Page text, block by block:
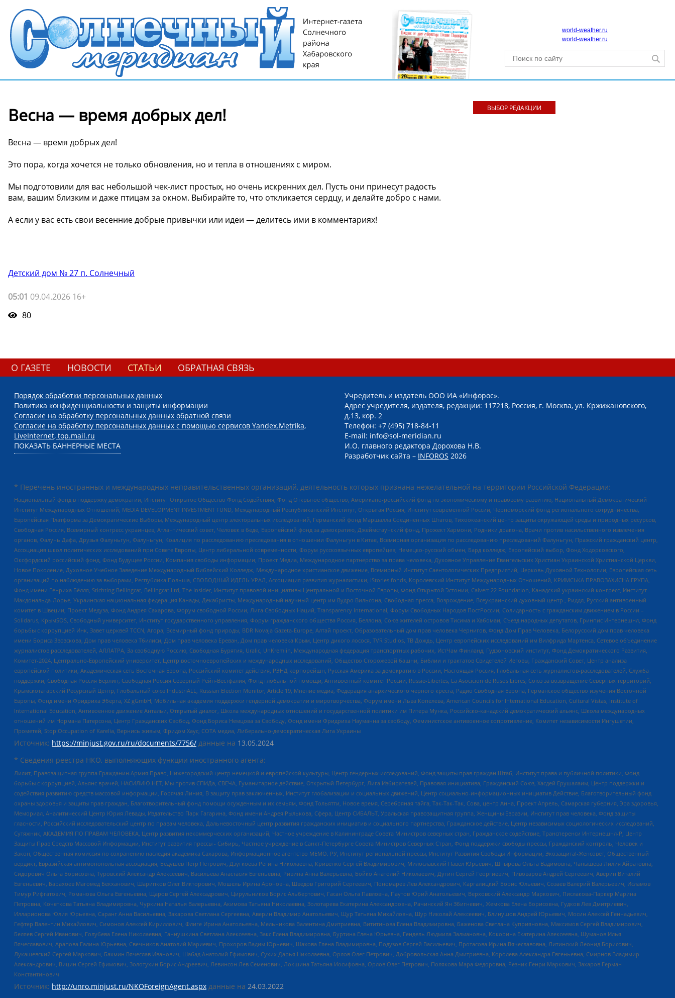
world-weather.ru
world-weather.ru
Весна — время добрых дел!
Весна — время добрых дел!
Это пора, когда хочется не только обновления, но и тепла в отношениях с миром.
Мы подготовили для вас небольшой чек-лист простых, но очень искренних дел. Пусть они принесут радость
вам, вашим близким и даже птицам за окном. Выбирайте то, что откликается сердцу, и делайте добро с нами.
А если у вас есть свои весенние добрые привычки или идеи — делитесь ими в комментариях!
Детский дом № 27 п. Солнечный
05:01 09.04.2026 16+
80
ВЫБОР РЕДАКЦИИ
О ГАЗЕТЕ НОВОСТИ СТАТЬИ ОБРАТНАЯ СВЯЗЬ
Порядок обработки персональных данных
Политика конфиденциальности и защиты информации
Согласие на обработку персональных данных обратной связи
Согласие на обработку персональных данных с помощью сервисов Yandex.Metrika,
LiveInternet, top.mail.ru
ПОКАЗАТЬ БАННЕРНЫЕ МЕСТА
Учредитель и издатель ООО ИА «Инфорос».
Адрес учредителя, издателя, редакции: 117218, Россия, г. Москва, ул. Кржижановского,
д.13, кор. 2
Телефон: +7 (495) 718-84-11
E-mail: info@sol-meridian.ru
И.О. главного редактора Дорохова Н.В.
Разработчик сайта – INFOROS 2026
* Перечень иностранных и международных неправительственных организаций, деятельность которых признана нежелательной на территории Российской Федерации:
Национальный фонд в поддержку демократии, Институт Открытое Общество Фонд Содействия, Фонд Открытое общество, Американо-российский фонд по экономическому и правовому развитию, Национальный Демократический
Институт Международных Отношений, MEDIA DEVELOPMENT INVESTMENT FUND, Международный Республиканский Институт, Открытая Россия, Институт современной России, Черноморский фонд регионального сотрудничества,
Европейская Платформа за Демократические Выборы, Международный центр электоральных исследований, Германский фонд Маршалла Соединенных Штатов, Тихоокеанский центр защиты окружающей среды и природных ресурсов,
Свободная Россия, Всемирный конгресс украинцев, Атлантический совет, Человек в беде, Европейский фонд за демократию, Джеймстаунский фонд, Прожект Хармони, Родники дракона, Врачи против насильственного извлечения
органов, Фалунь Дафа, Друзья Фалуньгун, Фалуньгун, Коалиция по расследованию преследования в отношении Фалуньгун в Китае, Всемирная организация по расследованию преследований Фалуньгун, Пражский гражданский центр,
Ассоциация школ политических исследований при Совете Европы, Центр либеральной современности, Форум русскоязычных европейцев, Немецко-русский обмен, Бард колледж, Европейский выбор, Фонд Ходорковского,
Оксфордский российский фонд, Фонд Будущее России, Компания свободы информации, Проект Медиа, Международное партнерство за права человека, Духовное Управление Евангельских Христиан Украинской Христианской Церкви,
Новое Поколение, Духовное Учебное Заведение Международный Библейский Колледж, Международное христианское движение, Всемирный Институт Саентологических Предприятий, Церковь Духовной Технологии, Европейская сеть
организаций по наблюдению за выборами, Республика Польша, СВОБОДНЫЙ ИДЕЛЬ-УРАЛ, Ассоциация развития журналистики, IStories fonds, Королевский Институт Международных Отношений, КРИМСЬКА ПРАВОЗАХИСНА ГРУПА,
Фонд имени Генриха Бёлля, Stichting Bellingcat, Bellingcat Ltd, The Insider, Институт правовой инициативы Центральной и Восточной Европы, Фонд Открытой Эстонии, Calvert 22 Foundation, Канадский украинский конгресс, Институт
Макдональда-Лорье, Украинская национальная федерация Канады, Декабристы, Международный научный центр им Вудро Вильсона, Свободная пресса, Возрождение, Всеукраинский духовный центр , Риддл, Русский антивоенный
комитет в Швеции, Проект Медуза, Фонд Андрея Сахарова, Форум свободной России, Лига Свободных Наций, Transparеncy International, Форум Свободных Народов ПостРоссии, Солидарность с гражданским движением в России –
Solidarus, КрымSOS, Свободный университет, Институт государственного управления, Форум гражданского общества Россия, Беллона, Союз жителей островов Тисима и Хабомаи, Съезд народных депутатов, Гринпис Интернешнл, Фонд
борьбы с коррупцией Инк, Завет церквей TCCN, Агора, Всемирный фонд природы, BDR Novaja Gazeta-Europe, Алтай проект, Образовательный дом прав человека Чернигов, Фонд Дом Прав Человека, Белорусский дом прав человека
имени Бориса Звозскова, Дом прав человека Тбилиси, Дом прав человека Ереван, Дом прав человека Крым, Центр дикого лосося, TVR Studios, ТВ Дождь, Центр европейских исследований им Вилфрида Мартенса, Сетевое объединение
журналистов расследователей, АЛЛАТРА, За свободную Россию, Свободная Бурятия, Uralic, UnKremlin, Международная федерация транспортных рабочих, ИстЧам Финланд, Гудзоновский институт, Фонд Демократического Развития,
Комитет-2024, Центрально-Европейский университет, Центр восточноевропейских и международных исследований, Общество Сторожевой башни, Библии и трактатов Свидетелей Иеговы, Гражданский Совет, Центр анализа
европейской политики, Академическая сеть Восточная Европа, Российский комитет действия, РЭНД корпорейшн, Русская Америка за демократию в России, Настоящая Россия, Глобальная сеть журналистов-расследователей, Служба
поддержки, Свободная Россия Берлин, Свободная Россия Северный Рейн-Вестфалия, Фонд глобальной помощи, Антивоенный комитет России, Russie-Libertes, La Asocicion de Rusos Libres, Союз за возвращение Северных территорий,
Крымскотатарский Ресурсный Центр, Глобальный союз IndustriALL, Russian Election Monitor, Article 19, Мнение медиа, Федерация анархического черного креста, Радио Свободная Европа, Германское общество изучения Восточной
Европы, Фонд имени Фридриха Эберта, XZ gGmbH, Мобильная академия поддержки гендерной демократии и миротворчества, Форум имени Льва Копелева, American Councils for International Education, Cultural Vistas, Institute of
International Education, Антивоенное движение Антальи, Открытый диалог, Школа международных отношений и государственной политики им Питера Мунка, Российско-канадский демократический альянс, Школа международных
отношений им Нормана Патерсона, Центр Гражданских Свобод, Фонд Бориса Немцова за Свободу, Фонд имени Фридриха Науманна за свободу, Феминистское антивоенное сопротивление, Комитет независимости Ингушетии,
Прометей, Stop Occupation of Karelia, Вернись живым, Фридом Хаус, СОТА медиа, Либерально-демократическая Лига Украины
Источник: https://minjust.gov.ru/ru/documents/7756/ данные на 13.05.2024
* Сведения реестра НКО, выполняющих функции иностранного агента:
Лилит, Правозащитная группа Гражданин.Армия.Право, Нижегородский центр немецкой и европейской культуры, Центр гендерных исследований, Фонд защиты прав граждан Штаб, Институт права и публичной политики, Фонд
борьбы с коррупцией, Альянс врачей, НАСИЛИЮ.НЕТ, Мы против СПИДа, СВЕЧА, Гуманитарное действие, Открытый Петербург, Лига Избирателей, Правовая инициатива, Гражданский Союз, Хасдей Ерушалаим, Центр поддержки и
содействия развитию средств массовой информации, Горячая Линия, В защиту прав заключенных, Институт глобализации и социальных движений, Центр социально-информационных инициатив Действие, Благотворительный фонд
охраны здоровья и защиты прав граждан, Благотворительный фонд помощи осужденным и их семьям, Фонд Тольятти, Новое время, Серебряная тайга, Так-Так-Так, Сова, центр Анна, Проект Апрель, Самарская губерния, Эра здоровья,
Мемориал, Аналитический Центр Юрия Левады, Издательство Парк Гагарина, Фонд имени Андрея Рылькова, Сфера, Центр СИБАЛЬТ, Уральская правозащитная группа, Женщины Евразии, Институт прав человека, Фонд защиты
гласности, Российский исследовательский центр по правам человека, Дальневосточный центр развития гражданских инициатив и социального партнерства, Гражданское действие, Центр независимых социологических исследований,
Сутяжник, АКАДЕМИЯ ПО ПРАВАМ ЧЕЛОВЕКА, Центр развития некоммерческих организаций, Частное учреждение в Калининграде Совета Министров северных стран, Гражданское содействие, Трансперенси Интернешнл-Р, Центр
Защиты Прав Средств Массовой Информации, Институт развития прессы - Сибирь, Частное учреждение в Санкт-Петербурге Совета Министров Северных Стран, Фонд поддержки свободы прессы, Гражданский контроль, Человек и
Закон, Общественная комиссия по сохранению наследия академика Сахарова, Информационное агентство МЕМО. РУ, Институт региональной прессы, Институт Развития Свободы Информации, Экозащита!-Женсовет, Общественный
вердикт, Евразийская антимонопольная ассоциация, Бедушев Петр Петрович, Дзугкоева Регина Николаевна, Кривенко Сергей Владимирович, Милославский Павел Юрьевич, Шнырова Ольга Вадимовна, Чанышева Лилия Айратовна,
Сидорович Ольга Борисовна, Туровский Александр Алексеевич, Васильева Анастасия Евгеньевна, Ривина Анна Валерьевна, Бойко Анатолий Николаевич, Дугин Сергей Георгиевич, Пивоваров Андрей Сергеевич, Аверин Виталий
Евгеньевич, Барахоев Магомед Бекханович, Шарипков Олег Викторович, Мошель Ирина Ароновна, Шведов Григорий Сергеевич, Пономарев Лев Александрович, Каргалицкий Борис Юльевич, Созаев Валерий Валерьевич, Исламов
Тимур Рифгатович, Романова Ольга Евгеньевна, Щаров Сергей Алексадрович, Цирульников Борис Альбертович, Гасан Ольга Павловна, Паутов Юрий Анатольевич, Верховский Александр Маркович, Пислакова-Паркер Марина
Петровна, Кочеткова Татьяна Владимировна, Чуркина Наталья Валерьевна, Акимова Татьяна Николаевна, Золотарева Екатерина Александровна, Рачинский Ян Збигневич, Жемкова Елена Борисовна, Гудков Лев Дмитриевич,
Илларионова Юлия Юрьевна, Саранг Анна Васильевна, Захарова Светлана Сергеевна, Аверин Владимир Анатольевич, Щур Татьяна Михайловна, Щур Николай Алексеевич, Блинушов Андрей Юрьевич, Мосин Алексей Геннадьевич,
Гефтер Валентин Михайлович, Симонов Алексей Кириллович, Флиге Ирина Анатольевна, Мельникова Валентина Дмитриевна, Вититинова Елена Владимировна, Баженова Светлана Куприяновна, Максимов Сергей Владимирович,
Беляев Сергей Иванович, Голубева Елена Николаевна, Ганнушкина Светлана Алексеевна, Закс Елена Владимировна, Буртина Елена Юрьевна, Гендель Людмила Залмановна, Кокорина Екатерина Алексеевна, Шуманов Илья
Вячеславович, Арапова Галина Юрьевна, Свечников Анатолий Мариевич, Прохоров Вадим Юрьевич, Шахова Елена Владимировна, Подузов Сергей Васильевич, Протасова Ирина Вячеславовна, Литинский Леонид Борисович,
Лукашевский Сергей Маркович, Бахмин Вячеслав Иванович, Шабад Анатолий Ефимович, Сухих Дарья Николаевна, Орлов Олег Петрович, Добровольская Анна Дмитриевна, Королева Александра Евгеньевна, Смирнов Владимир
Александрович, Вицин Сергей Ефимович, Золотухин Борис Андреевич, Левинсон Лев Семенович, Локшина Татьяна Иосифовна, Орлов Олег Петрович, Полякова Мара Федоровна, Резник Генри Маркович, Захаров Герман
Константинович
Источник: http://unro.minjust.ru/NKOForeignAgent.aspx данные на 24.03.2022